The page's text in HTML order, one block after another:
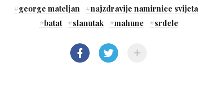
#george mateljan #najzdravije namirnice svijeta
#batat #slanutak #mahune #srdele